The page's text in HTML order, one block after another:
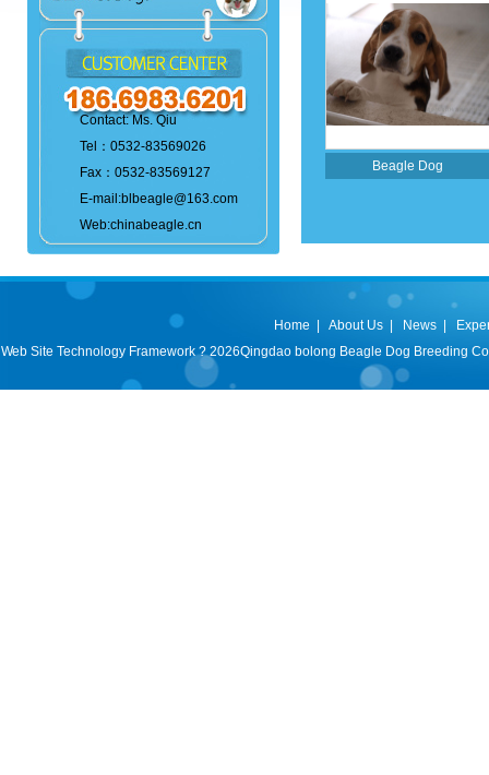
Contact: Ms. Qiu
Tel：0532-83569026
Fax：0532-83569127
E-mail:blbeagle@163.com
Web:chinabeagle.cn
Beagle Dog
Home About Us News
Web Site Technology Framework ? 2026Qingdao bolong Beagle Dog Breeding